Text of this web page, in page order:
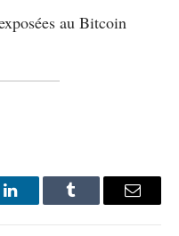
au Bitcoin
LinkedInTumblr Email